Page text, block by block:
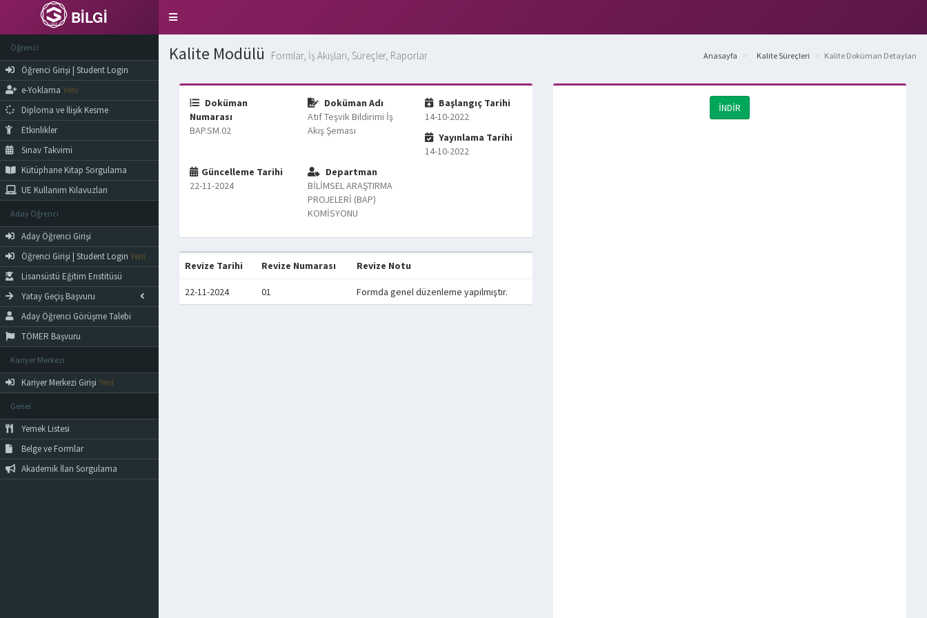
BİLGİ
Toggle
Öğrenci
Öğrenci Girişi | Student Login
e-Yoklama Yeni
Diploma ve İlişik Kesme
Etkinlikler
Sınav Takvimi
Kütüphane Kitap Sorgulama
UE Kullanım Kılavuzları
Aday Öğrenci
Aday Öğrenci Girişi
Öğrenci Girişi | Student Login Yeni
Lisansüstü Eğitim Enstitüsü
Yatay Geçiş Başvuru
Aday Öğrenci Görüşme Talebi
TÖMER Başvuru
Kariyer Merkezi
Kariyer Merkezi Girişi Yeni
Genel
Yemek Listesi
Belge ve Formlar
Akademik İlan Sorgulama
Kalite Modülü Formlar, İş Akışları, Süreçler, Raporlar Anasayfa Kalite Süreçleri Kalite Doküman Detayları
Doküman
Numarası
BAP.SM.02
Doküman Adı
Atıf Teşvik Bildirimi İş
Akış Şeması
Başlangıç Tarihi
14-10-2022
Yayınlama Tarihi
14-10-2022
Güncelleme Tarihi
22-11-2024
Departman
BİLİMSEL ARAŞTIRMA
PROJELERİ (BAP)
KOMİSYONU
Revize Tarihi Revize Numarası Revize Notu
22-11-2024 01 Formda genel düzenleme yapılmıştır.
İNDİR